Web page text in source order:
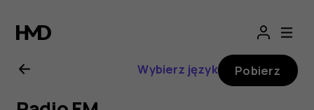
Nokia
2.1
—
Wybierz język Pobierz